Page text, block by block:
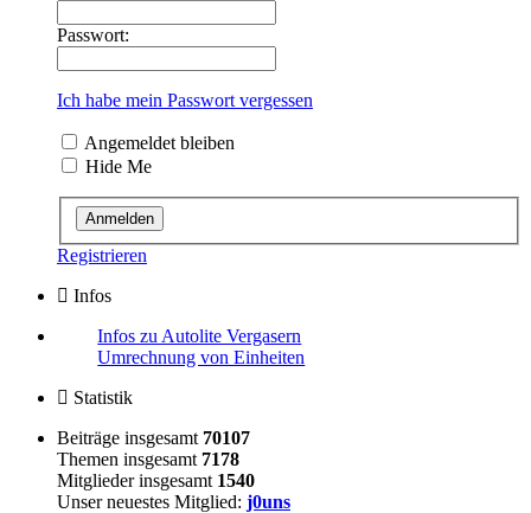
Passwort:
Ich habe mein Passwort vergessen
Angemeldet bleiben
Hide Me
Registrieren
Infos
Infos zu Autolite Vergasern
Umrechnung von Einheiten
Statistik
Beiträge insgesamt 70107
Themen insgesamt 7178
Mitglieder insgesamt 1540
Unser neuestes Mitglied: j0uns